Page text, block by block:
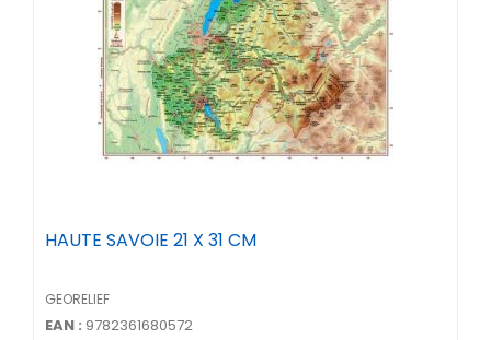
HAUTE SAVOIE 21 X 31 CM
GEORELIEF
EAN : 9782361680572